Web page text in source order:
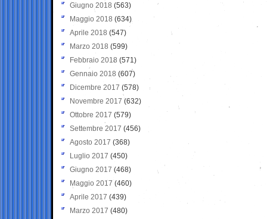
Giugno 2018 (563)
Maggio 2018 (634)
Aprile 2018 (547)
Marzo 2018 (599)
Febbraio 2018 (571)
Gennaio 2018 (607)
Dicembre 2017 (578)
Novembre 2017 (632)
Ottobre 2017 (579)
Settembre 2017 (456)
Agosto 2017 (368)
Luglio 2017 (450)
Giugno 2017 (468)
Maggio 2017 (460)
Aprile 2017 (439)
Marzo 2017 (480)